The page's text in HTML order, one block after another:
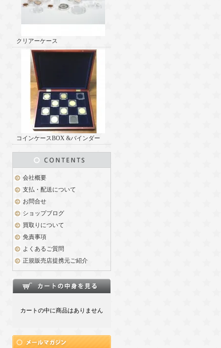
クリアーケース
コインケースBOX &バインダー
会社概要
支払・配送について
お問合せ
ショップブログ
買取りについて
免責事項
よくあるご質問
正規販売店提携元ご紹介
カートの中に商品はありません